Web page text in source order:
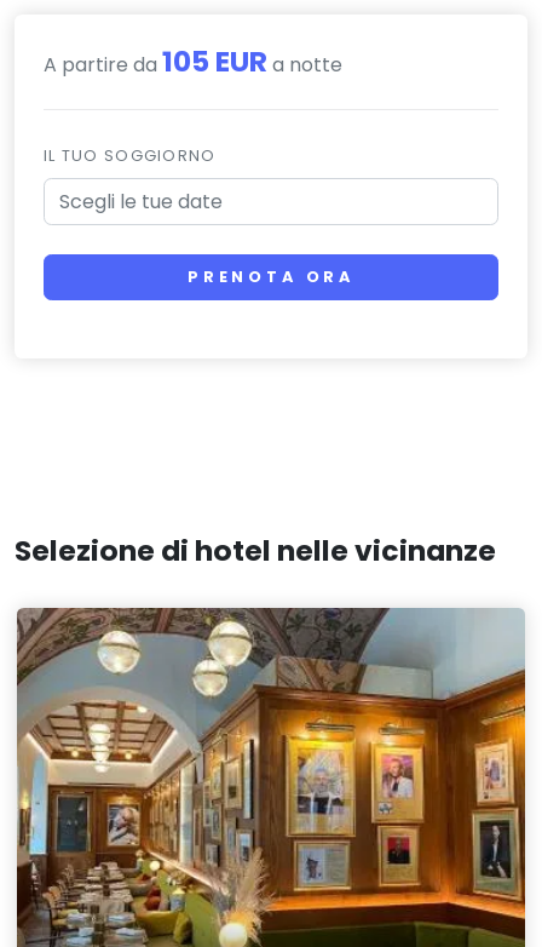
A partire da 105 EUR a notte
IL TUO SOGGIORNO
PRENOTA ORA
Selezione di hotel nelle vicinanze